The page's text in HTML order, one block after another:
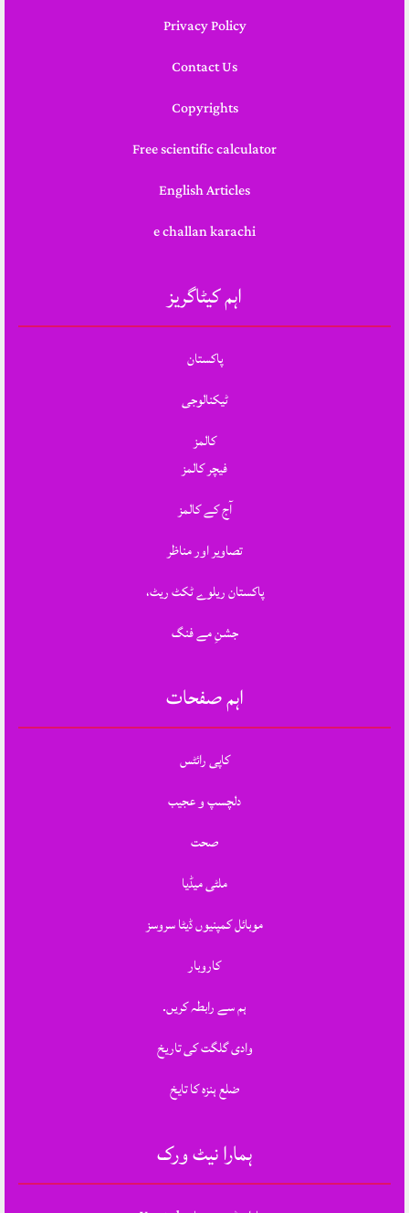
Privacy Policy
Contact Us
Copyrights
Free scientific calculator
English Articles
e challan karachi
اہم کیٹاگریز
پاکستان
ٹیکنالوجی
کالمز
فیچر کالمز
آج کے کالمز
تصاویر اور مناظر
پاکستان ریلوے ٹکٹ ریٹ،
جشنِ مے فنگ
اہم صفحات
کاپی رائٹس
دلچسپ و عجیب
صحت
ملٹی میڈیا
موبائل کمپنیوں ڈیٹا سروسز
کاروبار
ہم سے رابطہ کریں.
وادی گلگت کی تاریخ
ضلع ہنزہ کا تایخ
ہمارا نیٹ ورک